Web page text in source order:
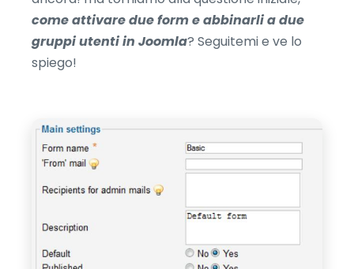
come attivare due form e abbinarli a due
gruppi utenti in Joomla? Seguitemi e ve lo
spiego!